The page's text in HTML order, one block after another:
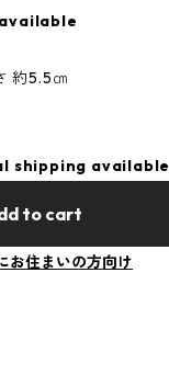
約5.5㎝
shipping available
to cart
お住まいの方向け